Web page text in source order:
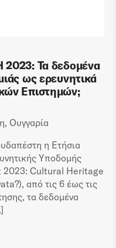
2023: Τα δεδομένα
ως ερευνητικά
Επιστημών;
Ουγγαρία
η Ετήσια
Υποδομής
2023: Cultural Heritage
από τις 6 έως τις
τα δεδομένα